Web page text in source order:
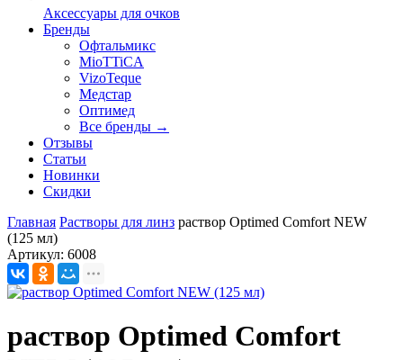
Аксессуары для очков
Бренды
Офтальмикс
MioTTiCA
VizoTeque
Медстар
Оптимед
Все бренды →
Отзывы
Статьи
Новинки
Скидки
Главная Растворы для линз раствор Optimed Comfort NEW
(125 мл)
Артикул: 6008
раствор Optimed Comfort